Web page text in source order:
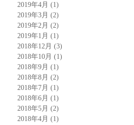
2019年4月 (1)
2019年3月 (2)
2019年2月 (2)
2019年1月 (1)
2018年12月 (3)
2018年10月 (1)
2018年9月 (1)
2018年8月 (2)
2018年7月 (1)
2018年6月 (1)
2018年5月 (2)
2018年4月 (1)